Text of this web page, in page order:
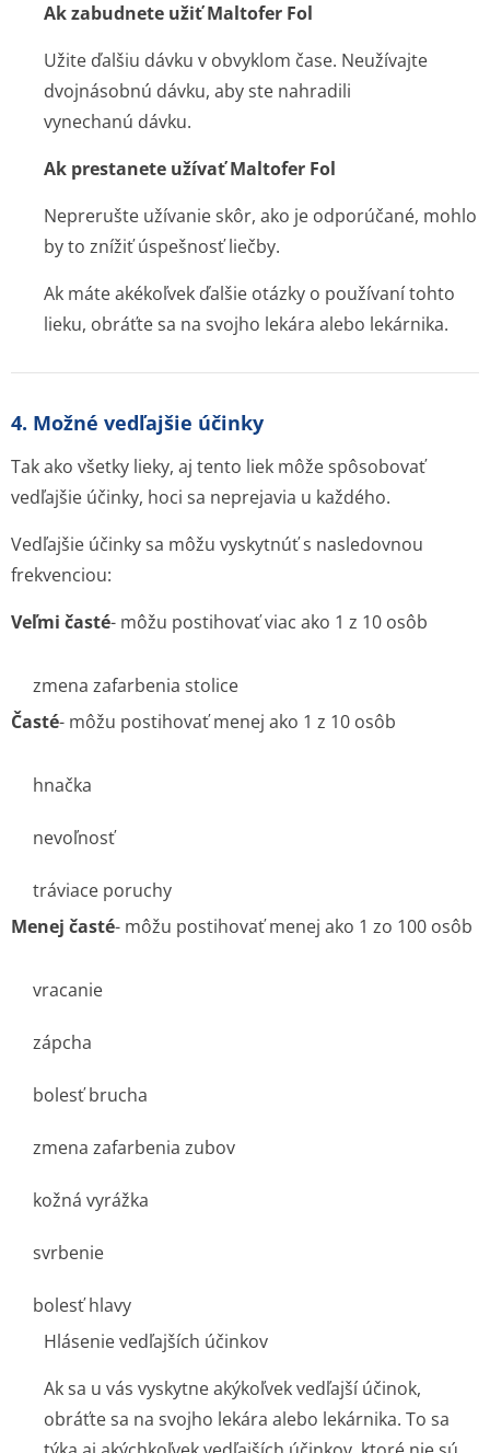
Ak zabudnete užiť Maltofer Fol
Užite ďalšiu dávku v obvyklom čase. Neužívajte
dvojnásobnú dávku, aby ste nahradili
vynechanú dávku.
Ak prestanete užívať Maltofer Fol
Neprerušte užívanie skôr, ako je odporúčané, mohlo
by to znížiť úspešnosť liečby.
Ak máte akékoľvek ďalšie otázky o používaní tohto
lieku, obráťte sa na svojho lekára alebo lekárnika.
4. Možné vedľajšie účinky
Tak ako všetky lieky, aj tento liek môže spôsobovať
vedľajšie účinky, hoci sa neprejavia u každého.
Vedľajšie účinky sa môžu vyskytnúť s nasledovnou
frekvenciou:
Veľmi časté- môžu postihovať viac ako 1 z 10 osôb
zmena zafarbenia stolice
Časté- môžu postihovať menej ako 1 z 10 osôb
hnačka
nevoľnosť
tráviace poruchy
Menej časté- môžu postihovať menej ako 1 zo 100 osôb
vracanie
zápcha
bolesť brucha
zmena zafarbenia zubov
kožná vyrážka
svrbenie
bolesť hlavy
Hlásenie vedľajších účinkov
Ak sa u vás vyskytne akýkoľvek vedľajší účinok,
obráťte sa na svojho lekára alebo lekárnika. To sa